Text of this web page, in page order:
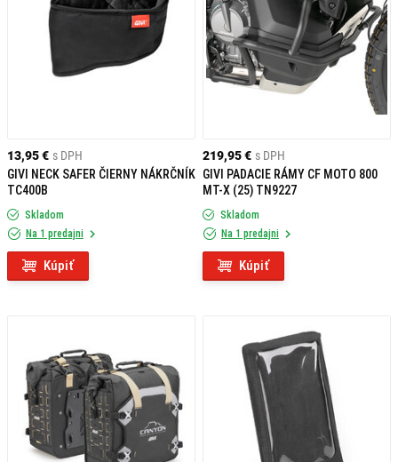
13,95 € s DPH
GIVI NECK SAFER ČIERNY NÁKRČNÍK
TC400B
Skladom
Na 1 predajni
Kúpiť
219,95 € s DPH
GIVI PADACIE RÁMY CF MOTO 800
MT-X (25) TN9227
Skladom
Na 1 predajni
Kúpiť